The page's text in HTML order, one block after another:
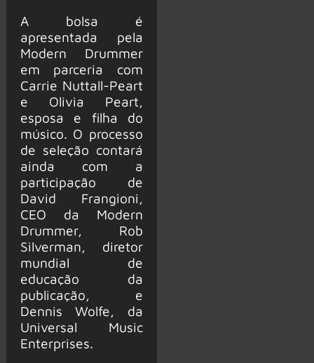
A bolsa é
apresentada pela
Modern Drummer
em parceria com
Carrie Nuttall-Peart
e Olivia Peart,
esposa e filha do
músico. O processo
de seleção contará
ainda com a
participação de
David Frangioni,
CEO da Modern
Drummer, Rob
Silverman, diretor
mundial de
educação da
publicação, e
Dennis Wolfe, da
Universal Music
Enterprises.